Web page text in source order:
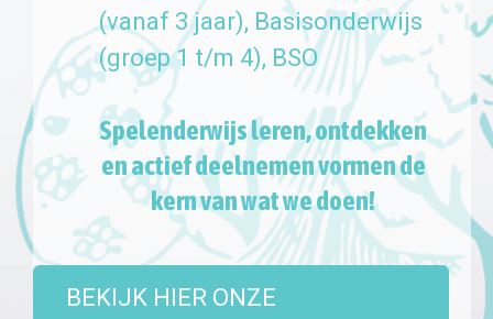
(vanaf 3 jaar), Basisonderwijs
(groep 1 t/m 4), BSO
Spelenderwijs leren, ontdekken
en actief deelnemen vormen de
kern van wat we doen!
BEKIJK HIER ONZE